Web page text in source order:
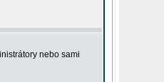
nebo sami